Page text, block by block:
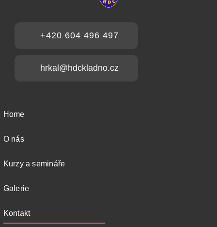
+420 604 496 497
hrkal@hdckladno.cz
Home
O nás
Kurzy a semináře
Galerie
Kontakt